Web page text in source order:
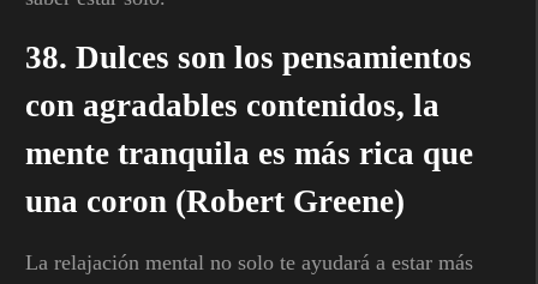
38. Dulces son los pensamientos
con agradables contenidos, la
mente tranquila es más rica que
una coron (Robert Greene)
La relajación mental no solo te ayudará a estar más